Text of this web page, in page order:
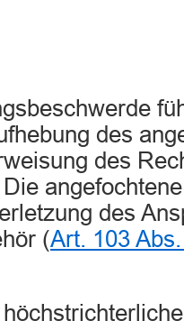
des
des
des
(Art. 103